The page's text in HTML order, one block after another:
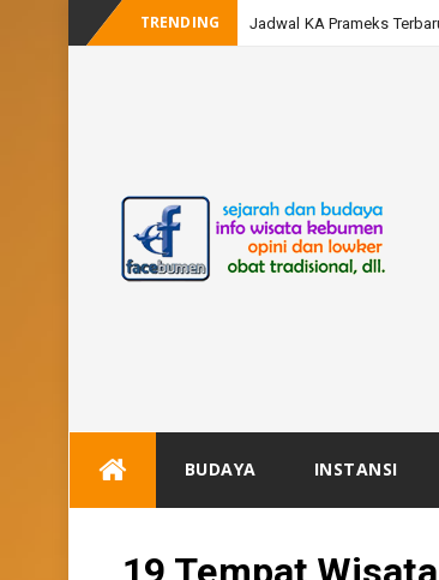
TRENDING Jadwal KA Prameks
BUDAYA INSTANSI